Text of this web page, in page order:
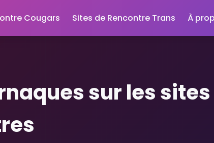
Cougars Sites de Rencontre Trans À
sur les